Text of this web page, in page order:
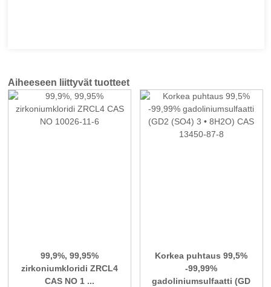
Aiheeseen liittyvät tuotteet
99,9%, 99,95%
zirkoniumkloridi ZRCL4
CAS NO 1 ...
Korkea puhtaus 99,5%
-99,99%
gadoliniumsulfaatti (GD